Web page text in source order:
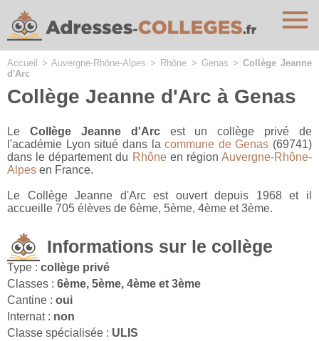
Accueil >Auvergne-Rhône-Alpes > Rhône > Genas > Collège Jeanne
d'Arc
Collège Jeanne d'Arc à Genas
Le Collège Jeanne d'Arcest un collège privé de
l'académie Lyon situé dans lacommune de Genas (69741)
dans le département du Rhôneen régionAuvergne-Rhône-
Alpes en France.
Le Collège Jeanne d'Arc est ouvert depuis 1968 et il
accueille 705 élèves de 6ème, 5ème, 4ème et 3ème.
Informations sur le collège
Type : collège privé
Classes : 6ème, 5ème, 4ème et 3ème
Cantine : oui
Internat : non
Classe spécialisée : ULIS